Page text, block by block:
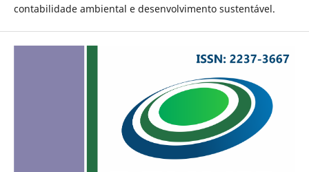
contabilidade ambiental e desenvolvimento sustentável.